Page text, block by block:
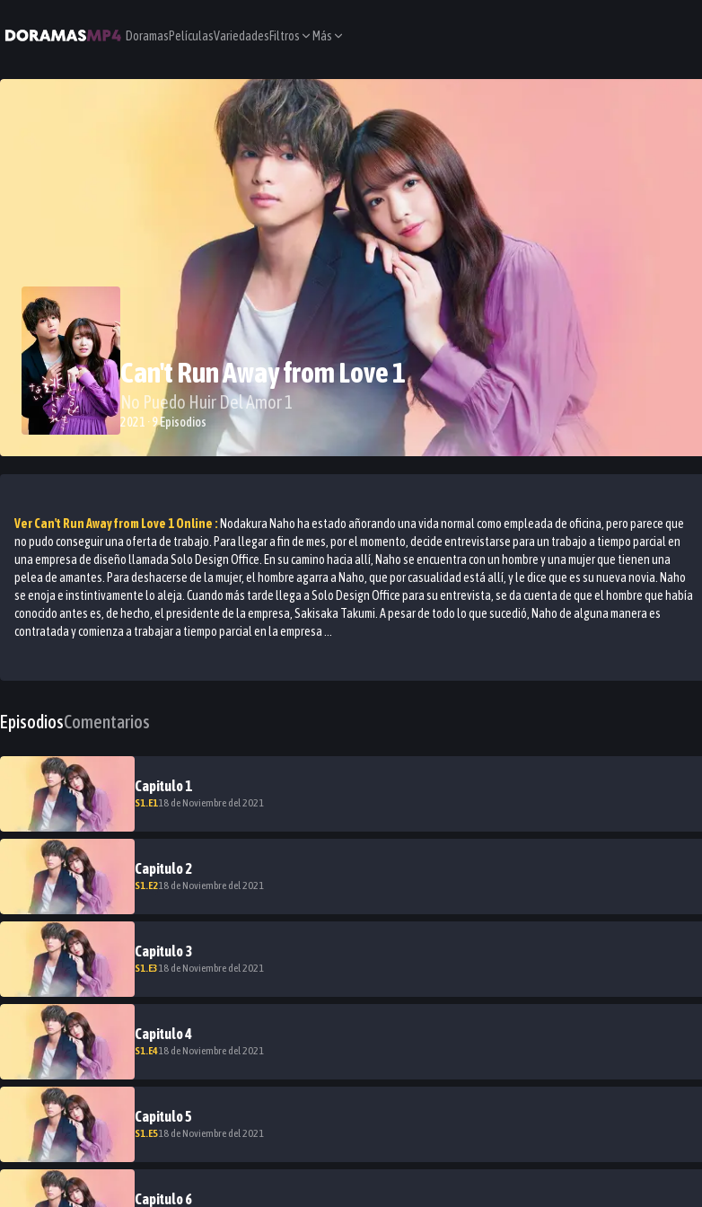
DoramasPelículasVariedadesFiltros Más
Can't Run Away from Love 1
No Puedo Huir Del Amor 1
2021 · 9 Episodios
VerCan't Run Away from Love 1Online : Nodakura Naho ha estado añorando una vida normal como empleada de oficina, pero parece que
no pudo conseguir una oferta de trabajo. Para llegar a fin de mes, por el momento, decide entrevistarse para un trabajo a tiempo parcial en
una empresa de diseño llamada Solo Design Office. En su camino hacia allí, Naho se encuentra con un hombre y una mujer que tienen una
pelea de amantes. Para deshacerse de la mujer, el hombre agarra a Naho, que por casualidad está allí, y le dice que es su nueva novia. Naho
se enoja e instintivamente lo aleja. Cuando más tarde llega a Solo Design Office para su entrevista, se da cuenta de que el hombre que había
conocido antes es, de hecho, el presidente de la empresa, Sakisaka Takumi. A pesar de todo lo que sucedió, Naho de alguna manera es
contratada y comienza a trabajar a tiempo parcial en la empresa ...
EpisodiosComentarios
Capitulo1
S1 .E118 de Noviembre del 2021
Capitulo2
S1 .E218 de Noviembre del 2021
Capitulo3
S1 .E318 de Noviembre del 2021
Capitulo4
S1 .E418 de Noviembre del 2021
Capitulo5
S1 .E518 de Noviembre del 2021
Capitulo6